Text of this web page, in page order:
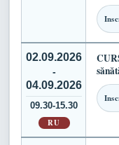
02.09.2026
-
04.09.2026
09.30-15.30
RU